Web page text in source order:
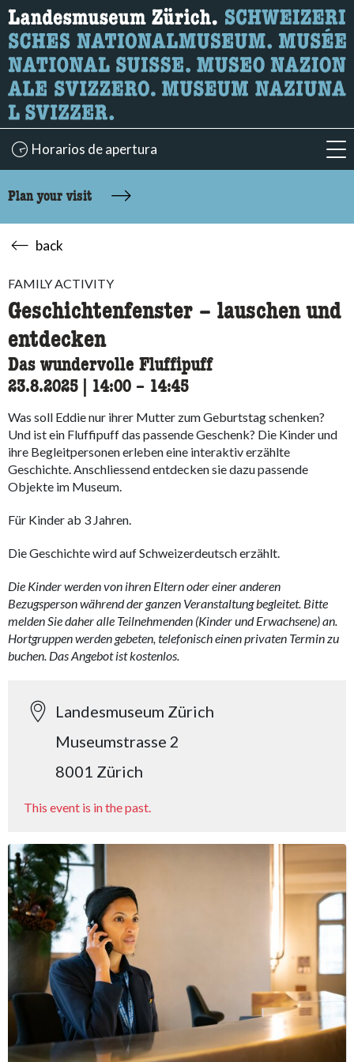
What are you looking for?
Here you can search for content on the page.
Horarios de apertura
Plan your visit
back
FAMILY ACTIVITY
Geschichtenfenster – lauschen und
entdecken
Das wundervolle Fluffipuff
23.8.2025 14:00 accessibility.time_to
– 14:45
Was soll Eddie nur ihrer Mutter zum Geburtstag schenken?
Und ist ein Fluffipuff das passende Geschenk? Die Kinder und
ihre Begleitpersonen erleben eine interaktiv erzählte
Geschichte. Anschliessend entdecken sie dazu passende
Objekte im Museum.
Für Kinder ab 3 Jahren.
Die Geschichte wird auf Schweizerdeutsch erzählt.
Die Kinder werden von ihren Eltern oder einer anderen
Bezugsperson während der ganzen Veranstaltung begleitet. Bitte
melden Sie daher alle Teilnehmenden (Kinder und Erwachsene) an.
Hortgruppen werden gebeten, telefonisch einen privaten Termin zu
buchen. Das Angebot ist kostenlos.
Landesmuseum Zürich
Museumstrasse 2
8001 Zürich
This event is in the past.